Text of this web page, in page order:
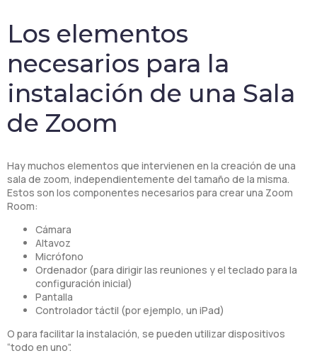
Los elementos
necesarios para la
instalación de una Sala
de Zoom
Hay muchos elementos que intervienen en la creación de una
sala de zoom, independientemente del tamaño de la misma.
Estos son los componentes necesarios para crear una Zoom
Room:
Cámara
Altavoz
Micrófono
Ordenador (para dirigir las reuniones y el teclado para la
configuración inicial)
Pantalla
Controlador táctil (por ejemplo, un iPad)
O para facilitar la instalación, se pueden utilizar dispositivos
“todo en uno”.